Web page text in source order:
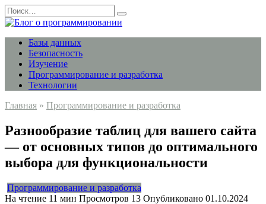
Перейти
к
содержанию
Search
for:
Базы данных
Безопасность
Изучение
Программирование и разработка
Технологии
Главная » Программирование и разработка
Разнообразие таблиц для вашего сайта
— от основных типов до оптимального
выбора для функциональности
Программирование и разработка
На чтение 11 мин Просмотров 13 Опубликовано 01.10.2024